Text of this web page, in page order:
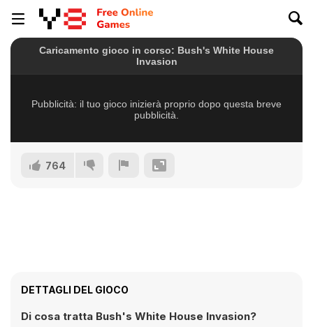
764
DETTAGLI DEL GIOCO
Di cosa tratta Bush's White House Invasion?